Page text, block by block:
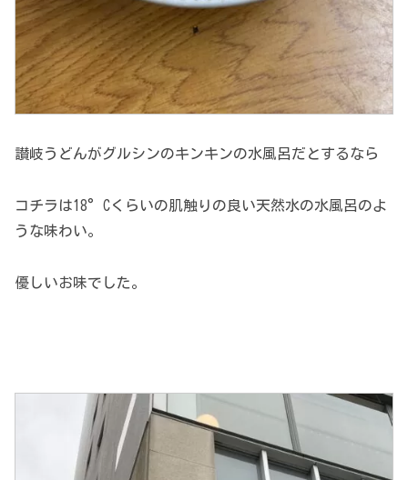
讃岐うどんがグルシンのキンキンの水風呂だとするなら
コチラは18°Cくらいの肌触りの良い天然水の水風呂のよ
うな味わい。
優しいお味でした。